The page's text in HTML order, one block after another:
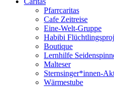
Pfarrcaritas
Cafe Zeitreise
Eine-Welt-Gruppe
Habibi
Boutique
Lernhilfe
Malteser
Sternsinger*innen-
Wärmestube